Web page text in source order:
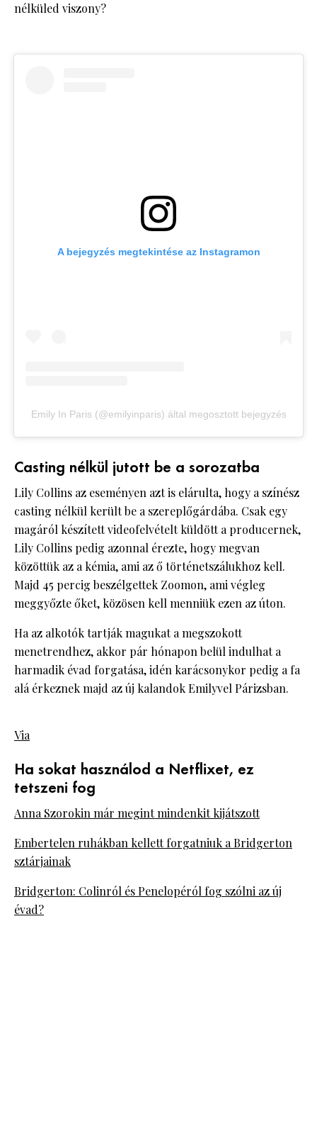
nélküled viszony?
A bejegyzés megtekintése az Instagramon
Emily In Paris (@emilyinparis) által megosztott bejegyzés
Casting nélkül jutott be a sorozatba
Lily Collins az eseményen azt is elárulta, hogy a színész
casting nélkül került be a szereplőgárdába. Csak egy
magáról készített videofelvételt küldött a producernek,
Lily Collins pedig azonnal érezte, hogy megvan
közöttük az a kémia, ami az ő történetszálukhoz kell.
Majd 45 percig beszélgettek Zoomon, ami végleg
meggyőzte őket, közösen kell menniük ezen az úton.
Ha az alkotók tartják magukat a megszokott
menetrendhez, akkor pár hónapon belül indulhat a
harmadik évad forgatása, idén karácsonykor pedig a fa
alá érkeznek majd az új kalandok Emilyvel Párizsban.
Via
Ha sokat használod a Netflixet, ez
tetszeni fog
Anna Szorokin már megint mindenkit kijátszott
Embertelen ruhákban kellett forgatniuk a Bridgerton
sztárjainak
Bridgerton: Colinról és Penelopéról fog szólni az új
évad?